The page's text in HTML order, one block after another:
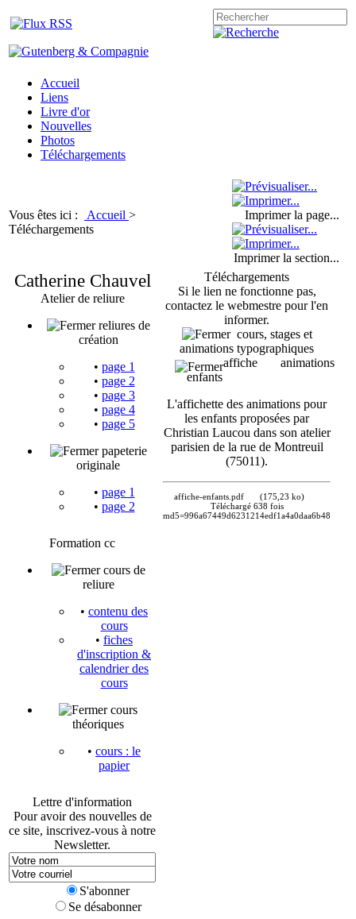
Accueil
Liens
Livre d'or
Nouvelles
Photos
Téléchargements
Vous êtes ici : Accueil >
Téléchargements
Imprimer la page...
Imprimer la section...
Catherine Chauvel
Atelier de reliure
reliures de
création
• page 1
• page 2
• page 3
• page 4
• page 5
papeterie
originale
• page 1
• page 2
Formation cc
cours de
reliure
• contenu des
cours
• fiches
d'inscription &
calendrier des
cours
cours
théoriques
• cours : le
papier
Lettre d'information
Pour avoir des nouvelles de
ce site, inscrivez-vous à notre
Newsletter.
S'abonner
Se désabonner
Téléchargements
Si le lien ne fonctionne pas,
contactez le webmestre pour l'en
informer.
cours, stages et
animations typographiques
affiche animations
enfants
L'affichette des animations pour
les enfants proposées par
Christian Laucou dans son atelier
parisien de la rue de Montreuil
(75011).
affiche-enfants.pdf
(175,23 ko)
Téléchargé 638 fois
md5=996a67449d6231214edf1a4a0daa6b48